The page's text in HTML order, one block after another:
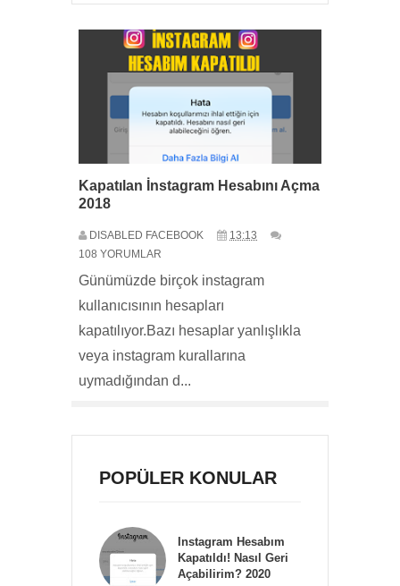
Kapatılan İnstagram Hesabını Açma
2018
DISABLED FACEBOOK
13:13
108 YORUMLAR
Günümüzde birçok instagram
kullanıcısının hesapları
kapatılıyor.Bazı hesaplar yanlışlıkla
veya instagram kurallarına
uymadığından d...
POPÜLER KONULAR
Instagram Hesabım
Kapatıldı! Nasıl Geri
Açabilirim? 2020